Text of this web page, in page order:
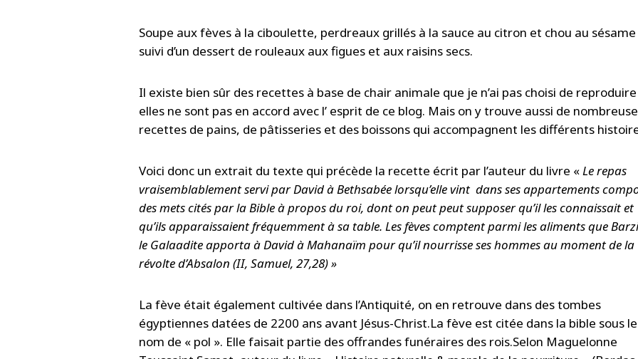
Soupe aux fèves à la ciboulette, perdreaux grillés à la sauce au citron et chou au sésame
suivi d’un dessert de rouleaux aux figues et aux raisins secs.
Il existe bien sûr des recettes à base de chair animale que je n’ai pas choisi de
elles ne sont pas en accord avec l’ esprit de ce blog. Mais on y trouve aussi de
recettes de pains, de pâtisseries et des boissons qui accompagnent les différents
Voici donc un extrait du texte qui précède la recette écrit par l’auteur du livre « Le repas
vraisemblablement servi par David à Bethsabée lorsqu’elle vint dans ses appartements
des mets cités par la Bible à propos du roi, dont on peut peut supposer qu’il les connaissait et
qu’ils apparaissaient fréquemment à sa table. Les fèves comptent parmi les aliments que
le Galaadite apporta à David à Mahanaïm pour qu’il nourrisse ses hommes au moment de la
révolte d’Absalon (II, Samuel, 27,28) »
La fève était également cultivée dans l’Antiquité, on en retrouve dans des tombes
égyptiennes datées de 2200 ans avant Jésus-Christ.La fève est citée dans la bible sous le
nom de « pol ». Elle faisait partie des offrandes funéraires des rois.Selon Maguelonne